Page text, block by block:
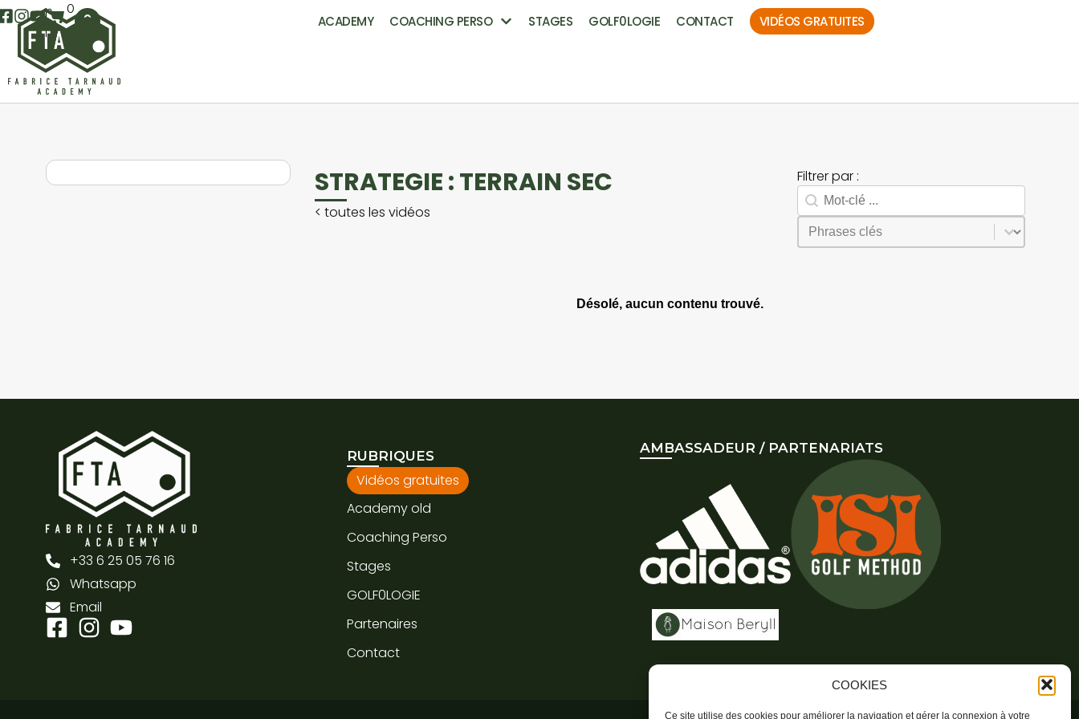
COOKIES
Ce site utilise des cookies pour améliorer la navigation et gérer la connexion à votre
ACADEMY COACHING PERSO STAGES GOLF0LOGIE CONTACT VIDÉOS GRATUITES
0
STRATEGIE : TERRAIN SEC
< toutes les vidéos
Filtrer par :
Search facet-2
Rechercher
Phrases
Sélectionnez le contenu
Désolé, aucun contenu trouvé.
+33 6 25 05 76 16
Whatsapp
Email
RUBRIQUES
Vidéos gratuites
Academy old
Coaching Perso
Stages
GOLF0LOGIE
Partenaires
Contact
AMBASSADEUR / PARTENARIATS